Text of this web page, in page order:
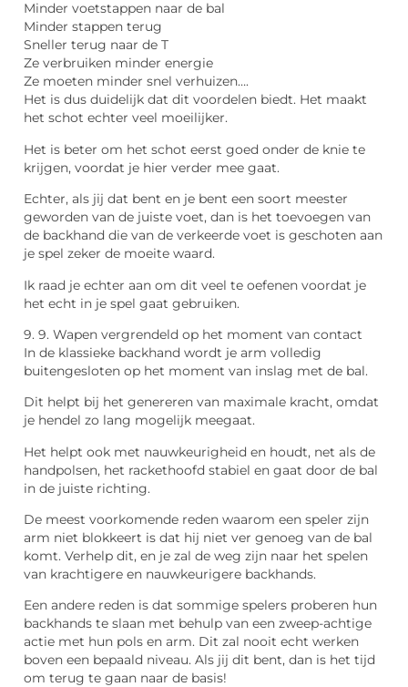
Minder voetstappen naar de bal
Minder stappen terug
Sneller terug naar de T
Ze verbruiken minder energie
Ze moeten minder snel verhuizen….
Het is dus duidelijk dat dit voordelen biedt. Het maakt
het schot echter veel moeilijker.
Het is beter om het schot eerst goed onder de knie te
krijgen, voordat je hier verder mee gaat.
Echter, als jij dat bent en je bent een soort meester
geworden van de juiste voet, dan is het toevoegen van
de backhand die van de verkeerde voet is geschoten aan
je spel zeker de moeite waard.
Ik raad je echter aan om dit veel te oefenen voordat je
het echt in je spel gaat gebruiken.
9. 9. Wapen vergrendeld op het moment van contact
In de klassieke backhand wordt je arm volledig
buitengesloten op het moment van inslag met de bal.
Dit helpt bij het genereren van maximale kracht, omdat
je hendel zo lang mogelijk meegaat.
Het helpt ook met nauwkeurigheid en houdt, net als de
handpolsen, het rackethoofd stabiel en gaat door de bal
in de juiste richting.
De meest voorkomende reden waarom een speler zijn
arm niet blokkeert is dat hij niet ver genoeg van de bal
komt. Verhelp dit, en je zal de weg zijn naar het spelen
van krachtigere en nauwkeurigere backhands.
Een andere reden is dat sommige spelers proberen hun
backhands te slaan met behulp van een zweep-achtige
actie met hun pols en arm. Dit zal nooit echt werken
boven een bepaald niveau. Als jij dit bent, dan is het tijd
om terug te gaan naar de basis!